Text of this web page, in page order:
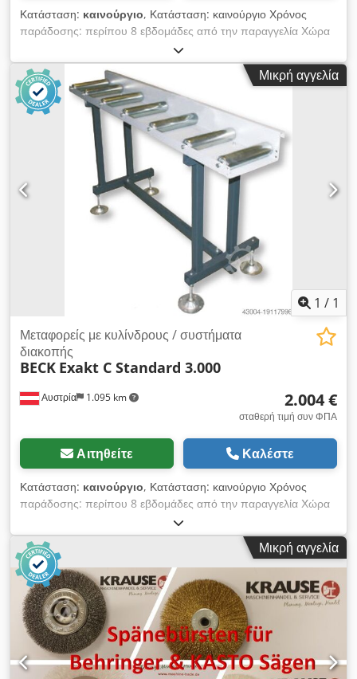
Κατάσταση: καινούργιο, Κατάσταση: καινούργιο Χρόνος
παράδοσης: περίπου 8 εβδομάδες από την παραγγελία Χώρα
προέλευσης: Γερμανία Τιμή: 3.278 € Μήκος: 3.000 mm Ύψος
εργασίας: 820 - 940 mm Μέγιστη φέρουσα ικανότητα ανά
μέτρο: 300 kg/m Dedpfxswirnle Anljwa Πλάτος κυλίνδρων:
350 mm Διάμετρος κυλίνδρων: 63 x 3 mm Διάμετρος άξονα:
15 mm Μέγιστο μήκος μέτρησης: 2.600 mm Βήμα κυλίνδρων:
250 mm Με κλίμακα σε mm και μεγεθυντικό φακό ανάγνωσης
στο βαγόνι τερματισμού Διάδρομος κυλίνδρων και μετρητική
διαδρομή με χειροκίνητο σύστημα μέτρησης και σταθερή
επίπεδη χαλύβδινη ράγα ακριβείας Βαγόνι τερματισμού με 6
ρουλεμάν, μετακινείται και κλειδώνει χειροκίνητα Σταμάτημα
υλικού αναδιπλούμενο ΔΙΑΘΕΣΙΜΑ ΚΑΙ ΑΛΛΑ ΜΗΚΗ: 2 μέτρα
2.719 € 4 μέτρα 4.162 € ΕΠΙΛΟΓΕΣ: Βραχίονας στοπ υλικού με
ελατήριο, ρυθμιζόμενος μέχρι το μηδέν και με χειροκίνητη
αναδίπλωση προς τα πίσω SZ 05 528 € Κάλυμμα ανάμεσα
στους φέροντες κυλίνδρους, γαλβανισμένο ανά τρέχον μέτρο
SZ 06 122 € ΚΑΙ ΑΛΛΑ ΜΗΚΗ ΚΑΙ ΠΛΑΤΗ ΚΥΛΙΝΔΡΩΝ
ΚΑΤΟΠΙΝ ΖΗΤΗΣΗΣ. (Ενδεικτική φωτογραφία)
Μικρή αγγελία
1 / 1
Αυστρία 1.095 km
Μεταφορείς με κυλίνδρους / συστήματα
διακοπής
BECK Exakt C Standard 3.000
2.004 €
σταθερή τιμή συν ΦΠΑ
Αιτηθείτε Καλέστε
Κατάσταση: καινούργιο, Κατάσταση: καινούργιο Χρόνος
παράδοσης: περίπου 8 εβδομάδες από την παραγγελία Χώρα
προέλευσης: Γερμανία Τιμή: 2.004 € Μήκος: 3.000 mm Ύψος
εργασίας: 820 - 940 mm Μέγιστη φέρουσα ικανότητα ανά
μέτρο: 300 kg/m Πλάτος κυλίνδρου: 350 mm Διάμετρος
κυλίνδρων: 63 x 3 mm Διάμετρος άξονα: 15 mm Βήμα
κυλίνδρων: 250 mm Dodpowiq Spefx Anlewa Διαδρομή
τροφοδοσίας / εκφόρτωσης Με πλευρική καθοδήγηση
ΔΙΑΘΕΣΙΜΑ ΜΗΚΗ: 1 μέτρο 1.149 € 2 μέτρα 1.418 € 4 μέτρα
2.405 € 5 μέτρα 3.001 € 6 μέτρα 3.668 € ΠΕΡΙΣΣΟΤΕΡΑ
ΜΗΚΗ ΚΑΙ ΠΛΑΤΗ ΚΥΛΙΝΔΡΩΝ ΚΑΤΟΠΙΝ ΑΙΤΗΣΗΣ.
(Ενδεικτική φωτογραφία)
Μικρή αγγελία